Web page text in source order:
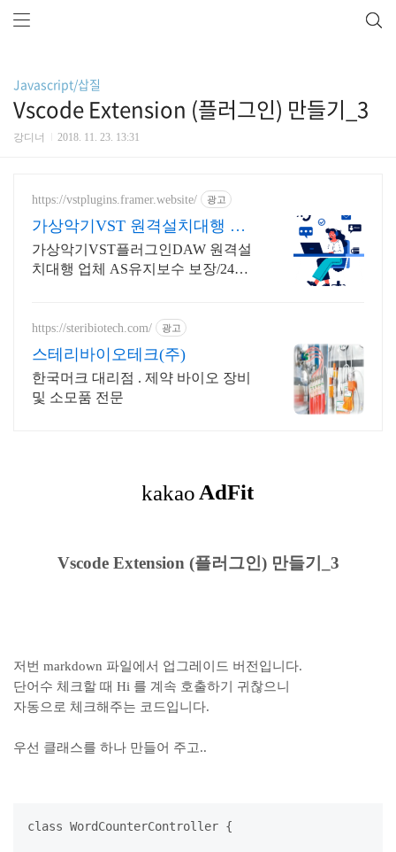
Javascript/삽질
Vscode Extension (플러그인) 만들기_3
강디너 2018. 11. 23. 13:31
https://vstplugins.framer.website/ 광고
가상악기VST 원격설치대행 가
상악기플러그인 원격설치대행
가상악기VST플러그인DAW 원격설
치대행 업체 AS유지보수 보장/24시
수 보장/24시간 상담
https://steribiotech.com/ 광고
스테리바이오테크(주)
한국머크 대리점 . 제약 바이오 장비
및 소모품 전문
Vscode Extension (플러그인) 만들기_3
저번 markdown 파일에서 업그레이드 버전입니다.
단어수 체크할 때 Hi 를 계속 호출하기 귀찮으니
자동으로 체크해주는 코드입니다.
우선 클래스를 하나 만들어 주고..
class WordCounterController {